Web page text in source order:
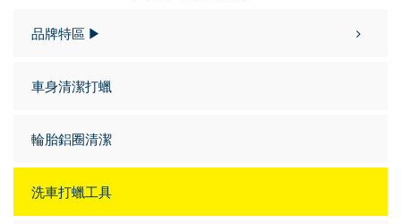
品牌特區 ▶
車身清潔打蠟
輪胎鋁圈清潔
洗車打蠟工具